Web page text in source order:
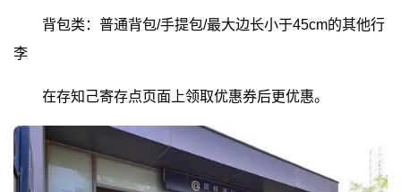
背包类：普通背包/手提包/最大边长小于45cm的其他行
李
在存知己寄存点页面上领取优惠券后更优惠。